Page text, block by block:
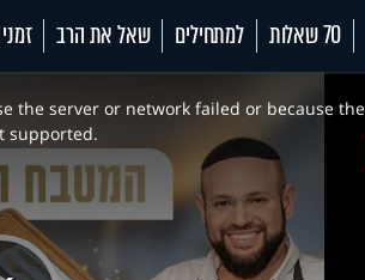
70 שאלות למתחילים שאל את הרב
the server or network failed or because the
supported.